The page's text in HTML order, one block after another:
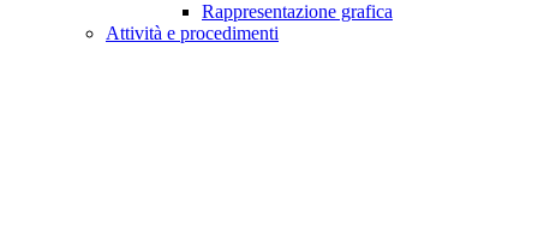
Rappresentazione grafica
Attività e procedimenti